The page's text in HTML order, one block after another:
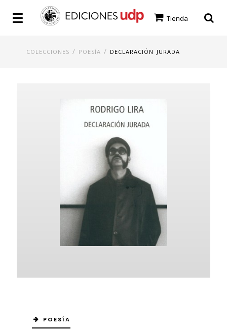
Tienda
COLECCIONES / POESÍA / DECLARACIÓN JURADA
POESÍA